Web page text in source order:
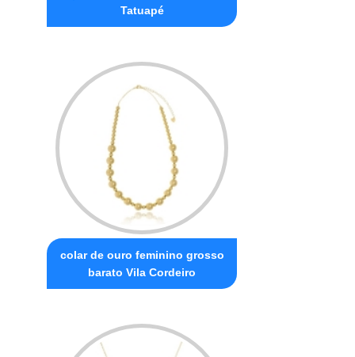
Tatuapé
colar de ouro feminino grosso
barato Vila Cordeiro